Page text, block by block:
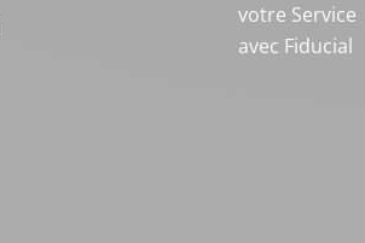
votre Service
avec Fiducial